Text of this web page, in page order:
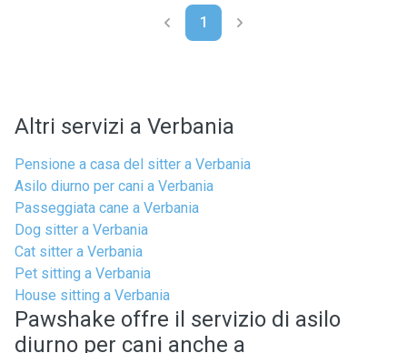
1
Altri servizi a Verbania
Pensione a casa del sitter a Verbania
Asilo diurno per cani a Verbania
Passeggiata cane a Verbania
Dog sitter a Verbania
Cat sitter a Verbania
Pet sitting a Verbania
House sitting a Verbania
Pawshake offre il servizio di asilo
diurno per cani anche a